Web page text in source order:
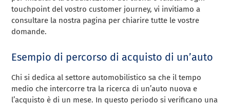
touchpoint del vostro customer journey, vi invitiamo a
consultare la nostra pagina per chiarire tutte le vostre
domande.
Esempio di percorso di acquisto di un’auto
Chi si dedica al settore automobilistico sa che il tempo
medio che intercorre tra la ricerca di un’auto nuova e
l’acquisto è di un mese. In questo periodo si verificano una